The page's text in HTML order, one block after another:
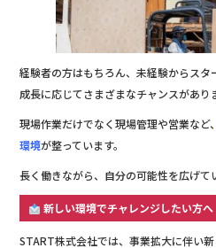
経験者の方はもちろん、未経験からスタ
成長に応じてさまざまなチャンスがあり
現場作業だけでなく現場管理や営業など
環境が整っています。
長く働きながら、自分の可能性を広げ
新しい環境でチャレンジしたい方へ
START株式会社では、事業拡大に伴い新